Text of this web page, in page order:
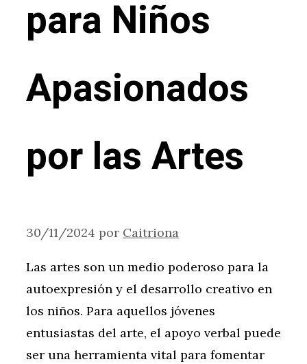
para Niños
Apasionados
por las Artes
30/11/2024 por Caitriona
Las artes son un medio poderoso para la
autoexpresión y el desarrollo creativo en
los niños. Para aquellos jóvenes
entusiastas del arte, el apoyo verbal puede
ser una herramienta vital para fomentar